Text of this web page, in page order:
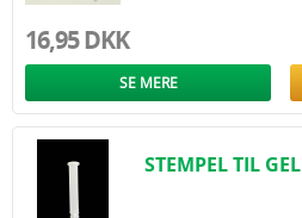
16,95 DKK
SE MERE
STEMPEL TIL GEL